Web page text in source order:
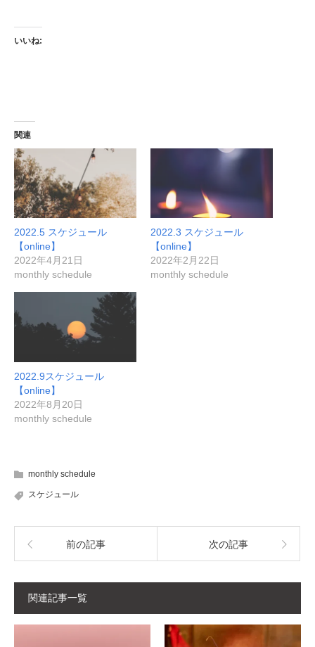
いいね:
関連
2022.5 スケジュール
【online】
2022年4月21日
monthly schedule
2022.3 スケジュール
【online】
2022年2月22日
monthly schedule
2022.9スケジュール
【online】
2022年8月20日
monthly schedule
monthly schedule
スケジュール
前の記事 次の記事
関連記事一覧